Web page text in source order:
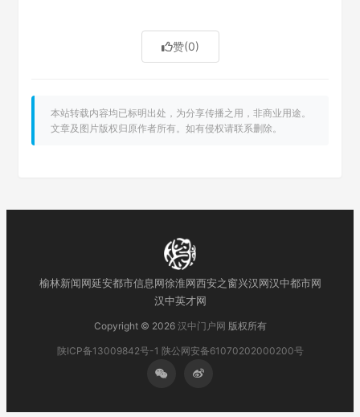
赞(0)
本站转载内容均已标明出处，为分享传播之用，非商业用途。
文章及图片版权归原作者所有。如有侵权请联系删除。
榆林新闻网延安都市信息网徐淮网西安之窗兴汉网汉中都市网
汉中英才网
Copyright © 2026 汉中门户网 版权所有
陕ICP备13009842号-1 陕公网安备61070202000200号